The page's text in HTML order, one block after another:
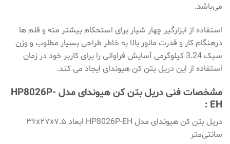
می‌باشد.
استفاده از ابزارگیر چهار شیار برای استحکام بیشتر مته و قلم‌ ها
درهنگام کار و قدرت مانور بالا به خاطر طراحی بسیار مطلوب و وزن
سبک 3.24 کیلوگرمی آسایش فراوانی را برای کاربر خود در زمان
استفاده از این دریل بتن کن هیوندای ایجاد می کند.
مشخصات فنی دریل بتن کن هیوندای مدل HP8026P-
EH :
دریل بتن کن هیوندای مدل HP8026P-EH ابعاد ۳۶x۲۷x۷.۵
سانتی‌متر